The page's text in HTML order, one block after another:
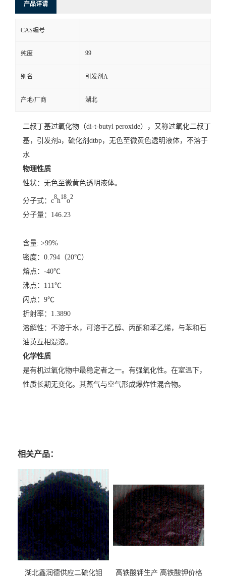
产品详请
CAS编号
纯度 99
别名 引发剂A
产地/厂商 湖北
二叔丁基过氧化物（di-t-butyl peroxide），又称过氧化二叔丁
基，引发剂a，硫化剂dtbp，无色至微黄色透明液体，不溶于
水
物理性质
性状：无色至微黄色透明液体。
分子式：c8h18o2
分子量：146.23
含量: >99%
密度：0.794（20℃）
熔点：-40℃
沸点：111℃
闪点：9℃
折射率：1.3890
溶解性：不溶于水，可溶于乙醇、丙酮和苯乙烯，与苯和石
油英互相混溶。
化学性质
是有机过氧化物中最稳定者之一。有强氧化性。在室温下，
性质长期无变化。其蒸气与空气形成爆炸性混合物。
相关产品：
湖北鑫润德供应二硫化钼 高铁酸钾生产 高铁酸钾价格